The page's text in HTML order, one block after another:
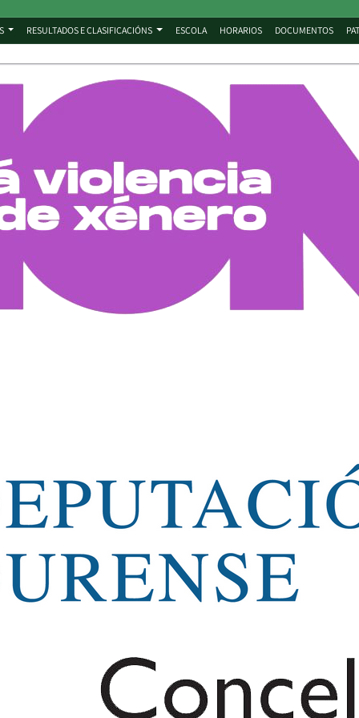
RESULTADOS E CLASIFICACIÓNS ESCOLA HORARIOS DOCUMENTOS